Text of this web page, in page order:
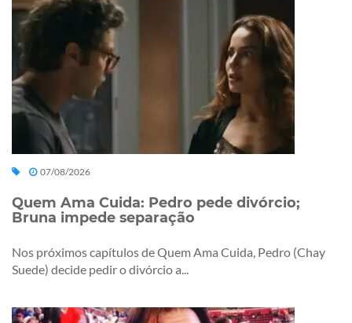
07/08/2026
Quem Ama Cuida: Pedro pede divórcio;
Bruna impede separação
Nos próximos capítulos de Quem Ama Cuida, Pedro (Chay
Suede) decide pedir o divórcio a...